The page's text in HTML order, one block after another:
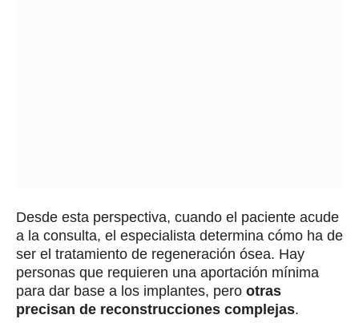
Desde esta perspectiva, cuando el paciente acude
a la consulta, el especialista determina cómo ha de
ser el tratamiento de regeneración ósea. Hay
personas que requieren una aportación mínima
para dar base a los implantes, pero otras
precisan de reconstrucciones complejas.